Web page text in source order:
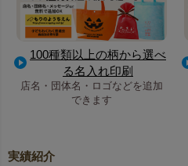
100種類以上の柄から選べ
る名入れ印刷
店名・団体名・ロゴなどを追加
できます
実績紹介